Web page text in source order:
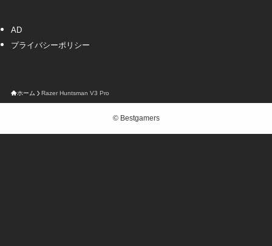
AD
プライバシーポリシー
ホーム Razer Huntsman V3 Pro
©Bestgamers